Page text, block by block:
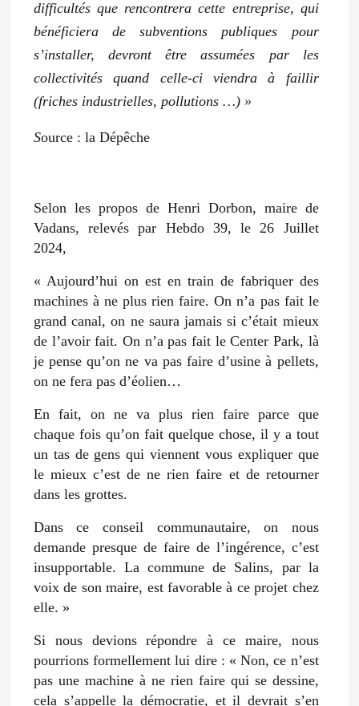
difficultés que rencontrera cette entreprise, qui
bénéficiera de subventions publiques pour
s’installer, devront être assumées par les
collectivités quand celle-ci viendra à faillir
(friches industrielles, pollutions …) »
Source : la Dépêche
Selon les propos de Henri Dorbon, maire de
Vadans, relevés par Hebdo 39, le 26 Juillet
2024,
« Aujourd’hui on est en train de fabriquer des
machines à ne plus rien faire. On n’a pas fait le
grand canal, on ne saura jamais si c’était mieux
de l’avoir fait. On n’a pas fait le Center Park, là
je pense qu’on ne va pas faire d’usine à pellets,
on ne fera pas d’éolien…
En fait, on ne va plus rien faire parce que
chaque fois qu’on fait quelque chose, il y a tout
un tas de gens qui viennent vous expliquer que
le mieux c’est de ne rien faire et de retourner
dans les grottes.
Dans ce conseil communautaire, on nous
demande presque de faire de l’ingérence, c’est
insupportable. La commune de Salins, par la
voix de son maire, est favorable à ce projet chez
elle. »
Si nous devions répondre à ce maire, nous
pourrions formellement lui dire : « Non, ce n’est
pas une machine à ne rien faire qui se dessine,
cela s’appelle la démocratie, et il devrait s’en